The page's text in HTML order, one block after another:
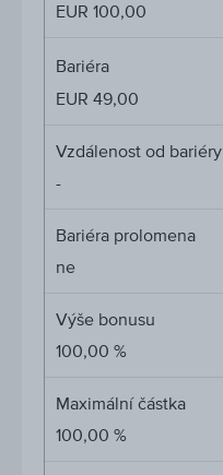
EUR 100,00
Bariéra
EUR 49,00
Vzdálenost od bariéry
-
Bariéra prolomena
ne
Výše bonusu
100,00 %
Maximální částka
100,00 %